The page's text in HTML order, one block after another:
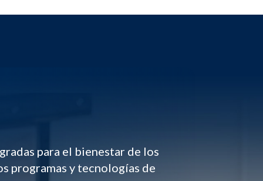
para el bienestar de los
programas y tecnologías de